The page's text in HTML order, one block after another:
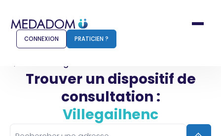
Comment ça marche ?
CONNEXION PRATICIEN ?
Villegailhenc
Trouver un dispositif de
consultation :
Villegailhenc